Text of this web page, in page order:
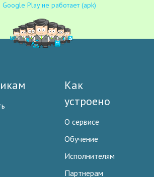
Google Play не работает (apk)
Как
устроено
О сервисе
Обучение
Исполнителям
Партнерам